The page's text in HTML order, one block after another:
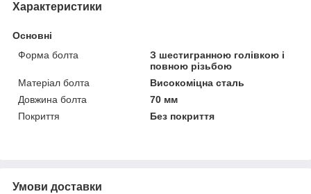
Характеристики
Основні
Форма болта
З шестигранною голівкою і
повною різьбою
Матеріал болта
Високоміцна сталь
Довжина болта
70 мм
Покриття
Без покриття
Умови доставки